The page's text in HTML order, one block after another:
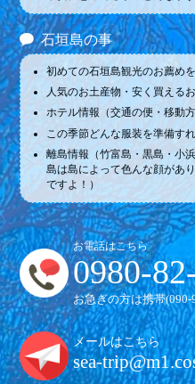
石垣島の事
初めての石垣島観光のお薦め
人気のお土産物・安く買える
ホテル情報（交通の便・移動
この季節どんな服装を準備す
離島情報（竹富島・黒島・小
島は島によって色んな顔があ
ですよ！）
お電話はこちら
0980-
お急ぎの方は携帯(090-
メールはこちら
sea-